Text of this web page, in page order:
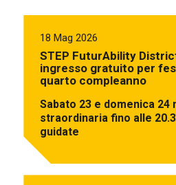
18 Mag 2026
STEP FuturAbility
ingresso gratuito per
quarto compleanno
Sabato 23 e domenica 24
straordinaria fino alle
guidate